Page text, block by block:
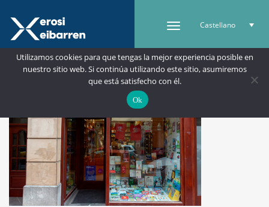
Castellano
Utilizamos cookies para que tengas la mejor experiencia posible en
nuestro sitio web. Si continúa utilizando este sitio, asumiremos
que está satisfecho con él.
Ok